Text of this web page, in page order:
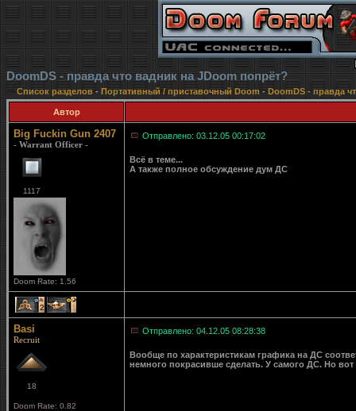
DoomDS - правда что вадник на JDoom попрёт?
Список разделов- Портативный / приставочный Doom-DoomDS - правда
Автор
Big Fuckin Gun 2407
- Warrant Officer -
1117
Doom Rate: 1.56
Отправлено: 03.12.05 00:17:02
Всё в теме...
А также полное обсуждение дум ДС
2 1
Basi
Recruit
18
Doom Rate: 0.82
Отправлено: 04.12.05 08:28:38
Вообще по характеристикам графика на ДС
немного покрасивше сделать. У самого ДС. Но вот